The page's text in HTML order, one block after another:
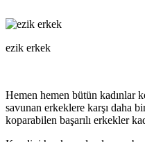
ezik erkek
Hemen hemen bütün kadınlar
savunan erkeklere karşı daha
koparabilen başarılı erkekler